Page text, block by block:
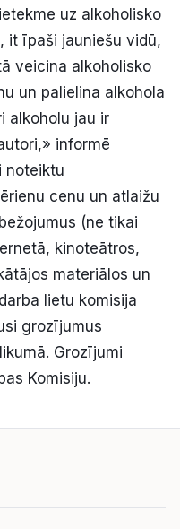
uz alkoholisko
it īpaši jauniešu vidū,
veicina alkoholisko
un palielina alkohola
alkoholu jau ir
informē
noteiktu
cenu un atlaižu
(ne tikai
kinoteātros,
materiālos un
lietu komisija
grozījumus
Grozījumi
Komisiju.